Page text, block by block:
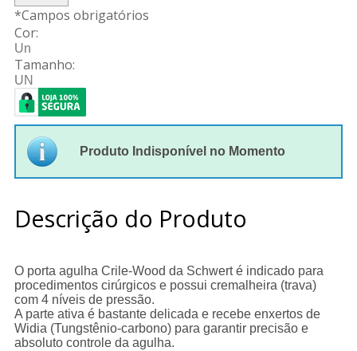
*Campos obrigatórios
Cor:
Un
Tamanho:
UN
Produto Indisponível no Momento
Descrição do Produto
O porta agulha Crile-Wood da Schwert é indicado para
procedimentos cirúrgicos e possui cremalheira (trava)
com 4 níveis de pressão.
A parte ativa é bastante delicada e recebe enxertos de
Widia (Tungstênio-carbono) para garantir precisão e
absoluto controle da agulha.